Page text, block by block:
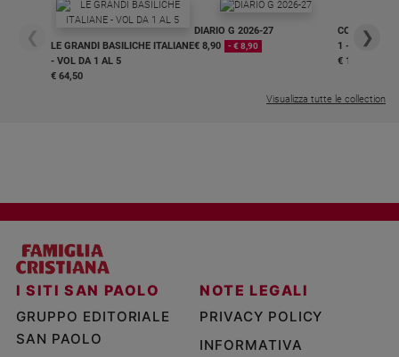
❮
LE GRANDI BASILICHE ITALIANE
- VOL DA 1 AL 5
€ 64,50
DIARIO G 2026-27
€ 8,90
- € 8,90
COLLANA
1 - 2
€ 18,50
❯
Visualizza tutte le collection
I SITI SAN PAOLO
GRUPPO EDITORIALE
SAN PAOLO
NOTE LEGALI
PRIVACY POLICY
INFORMATIVA